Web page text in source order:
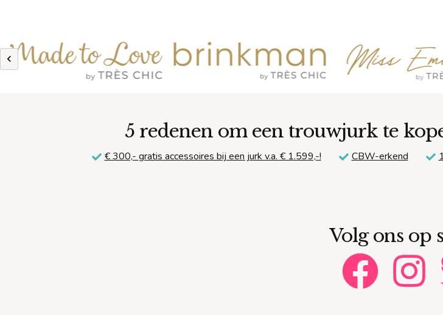
5 redenen om een trouwjurk te
€ 300,- gratis accessoires bij een jurk v.a. € 1.599,-! CBW-erkend
Volg ons op